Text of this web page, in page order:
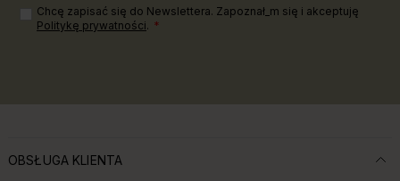
Chcę zapisać się do Newslettera. Zapoznał_m się i akceptuję
Politykę prywatności.
OBSŁUGA KLIENTA